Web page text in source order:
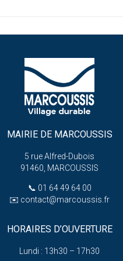
MAIRIE DE MARCOUSSIS
5 rue Alfred-Dubois
91460, MARCOUSSIS
📞 01 64 49 64 00
✉️ contact@marcoussis.fr
HORAIRES D’OUVERTURE
Lundi : 13h30 – 17h30